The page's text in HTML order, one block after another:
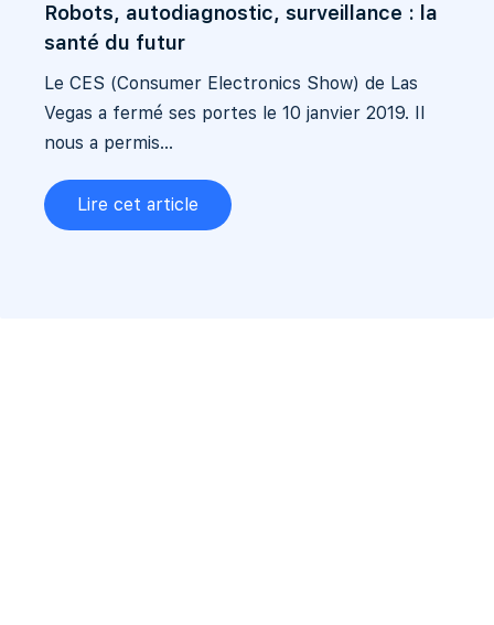
Robots, autodiagnostic, surveillance : la
santé du futur
Le CES (Consumer Electronics Show) de Las
Vegas a fermé ses portes le 10 janvier 2019. Il
nous a permis...
Lire cet article